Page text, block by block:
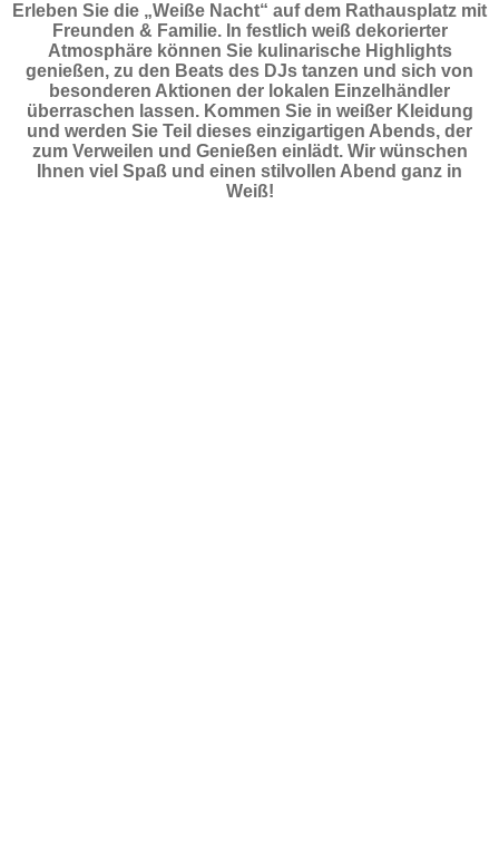
Erleben Sie die „Weiße Nacht“ auf dem Rathausplatz mit
Freunden & Familie. In festlich weiß dekorierter
Atmosphäre können Sie kulinarische Highlights
genießen, zu den Beats des DJs tanzen und sich von
besonderen Aktionen der lokalen Einzelhändler
überraschen lassen. Kommen Sie in weißer Kleidung
und werden Sie Teil dieses einzigartigen Abends, der
zum Verweilen und Genießen einlädt. Wir wünschen
Ihnen viel Spaß und einen stilvollen Abend ganz in
Weiß!